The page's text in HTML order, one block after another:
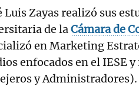
Luis Zayas realizó sus
de laCámara de
en Marketing
enfocados en el IESE
y Administradores).